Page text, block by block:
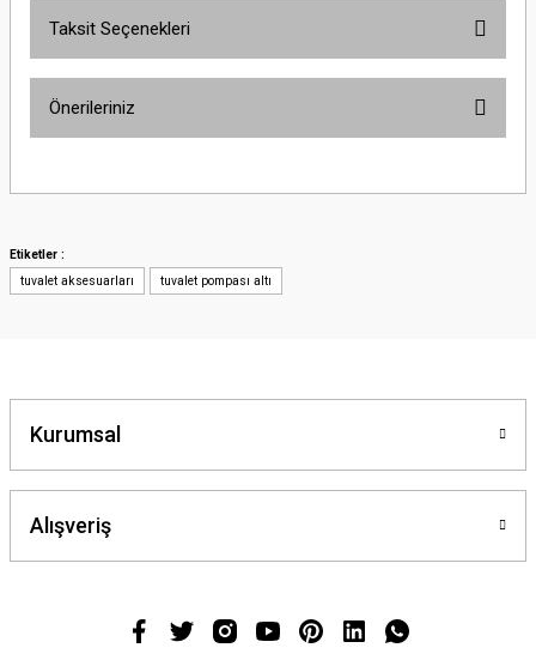
Taksit Seçenekleri
Önerileriniz
yetersiz gördüğünüz noktaları öneri formunu kullanarak tarafımıza
Ürün resmi kalitesiz, bozuk veya görüntülenemiyor.
Ürün fiyatı diğer sitelerden daha pahalı.
Bu ürüne benzer farklı alternatifler olmalı.
Etiketler :
tuvalet aksesuarları
tuvalet pompası altı
Kurumsal
Alışveriş